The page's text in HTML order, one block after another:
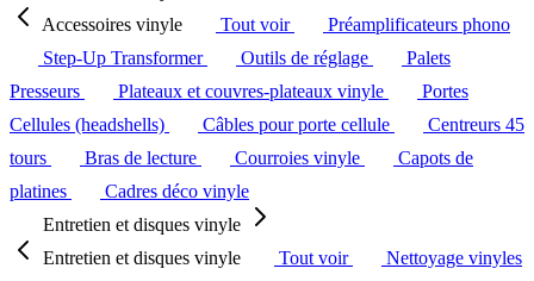
Accessoires vinyle
Tout voir
Préamplificateurs phono
Step-Up Transformer
Outils de réglage
Palets
Presseurs
Plateaux et couvres-plateaux vinyle
Portes
Cellules (headshells)
Câbles pour porte cellule
Centreurs 45
tours
Bras de lecture Courroies vinyle
Capots de
platines
Cadres déco vinyle
Entretien et disques vinyle
Entretien et disques vinyle
Tout voir
Nettoyage vinyles